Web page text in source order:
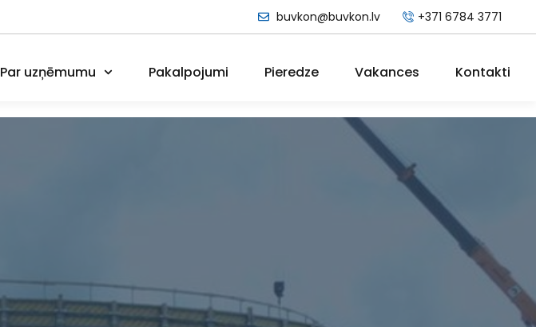
buvkon@buvkon.lv +371 6784 3771
Par uzņēmumu Pakalpojumi Pieredze Vakances Kontakti